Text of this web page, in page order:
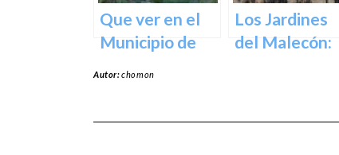
Que ver en el
Municipio de
Los Jardines
del Malecón:
Autor:chomon